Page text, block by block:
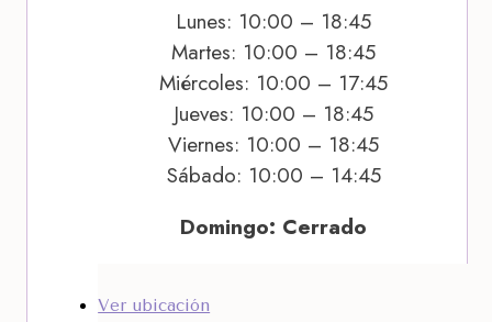
Lunes: 10:00 – 18:45
Martes: 10:00 – 18:45
Miércoles: 10:00 – 17:45
Jueves: 10:00 – 18:45
Viernes: 10:00 – 18:45
Sábado: 10:00 – 14:45
Domingo: Cerrado
Ver ubicación